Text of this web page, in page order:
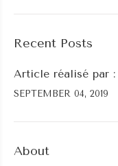
Recent Posts
Article réalisé par :
SEPTEMBER 04, 2019
About